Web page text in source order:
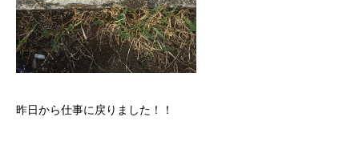
昨日から仕事に戻りました！！